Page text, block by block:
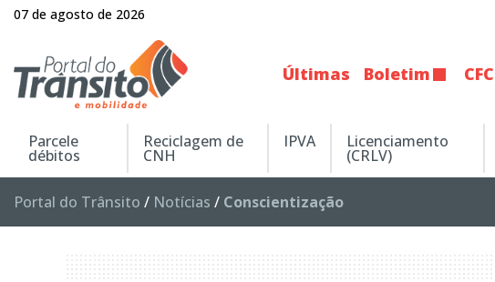
07 de agosto de 2026
Últimas Boletim
Parcele
débitos
Reciclagem de
CNH
IPVA Licenciamento
(CRLV)
Portal do Trânsito / Notícias / Conscientização